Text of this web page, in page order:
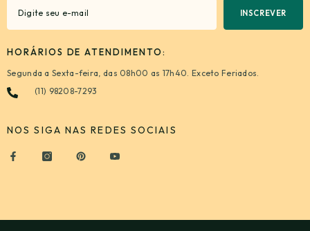
INSCREVER
HORÁRIOS DE ATENDIMENTO:
Segunda a Sexta-feira, das 08h00 as 17h40. Exceto Feriados.
(11) 98208-7293
NOS SIGA NAS REDES SOCIAIS